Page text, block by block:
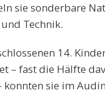
sie sonderbare
Technik.
14.
– fast die Hälfte
konnten sie im